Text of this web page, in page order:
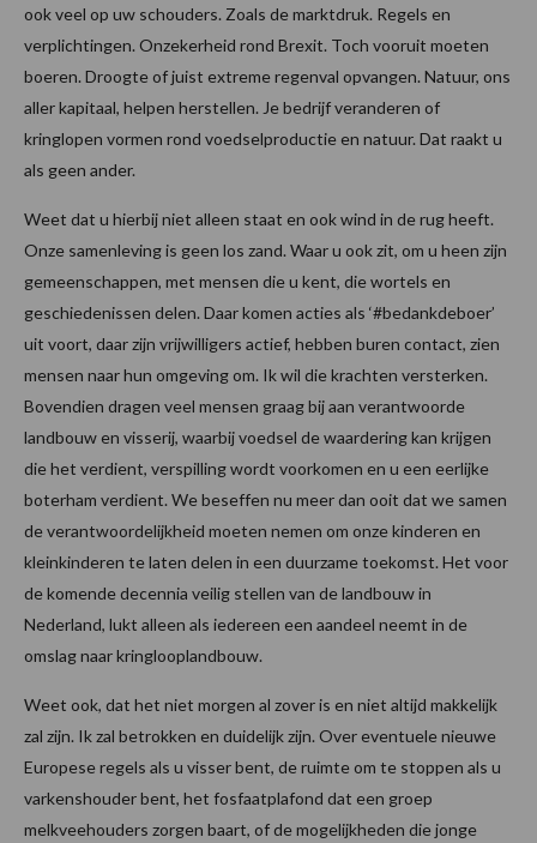
ook veel op uw schouders. Zoals de marktdruk. Regels en
verplichtingen. Onzekerheid rond Brexit. Toch vooruit moeten
boeren. Droogte of juist extreme regenval opvangen. Natuur, ons
aller kapitaal, helpen herstellen. Je bedrijf veranderen of
kringlopen vormen rond voedselproductie en natuur. Dat raakt u
als geen ander.
Weet dat u hierbij niet alleen staat en ook wind in de rug heeft.
Onze samenleving is geen los zand. Waar u ook zit, om u heen zijn
gemeenschappen, met mensen die u kent, die wortels en
geschiedenissen delen. Daar komen acties als ‘#bedankdeboer’
uit voort, daar zijn vrijwilligers actief, hebben buren contact, zien
mensen naar hun omgeving om. Ik wil die krachten versterken.
Bovendien dragen veel mensen graag bij aan verantwoorde
landbouw en visserij, waarbij voedsel de waardering kan krijgen
die het verdient, verspilling wordt voorkomen en u een eerlijke
boterham verdient. We beseffen nu meer dan ooit dat we samen
de verantwoordelijkheid moeten nemen om onze kinderen en
kleinkinderen te laten delen in een duurzame toekomst. Het voor
de komende decennia veilig stellen van de landbouw in
Nederland, lukt alleen als iedereen een aandeel neemt in de
omslag naar kringlooplandbouw.
Weet ook, dat het niet morgen al zover is en niet altijd makkelijk
zal zijn. Ik zal betrokken en duidelijk zijn. Over eventuele nieuwe
Europese regels als u visser bent, de ruimte om te stoppen als u
varkenshouder bent, het fosfaatplafond dat een groep
melkveehouders zorgen baart, of de mogelijkheden die jonge